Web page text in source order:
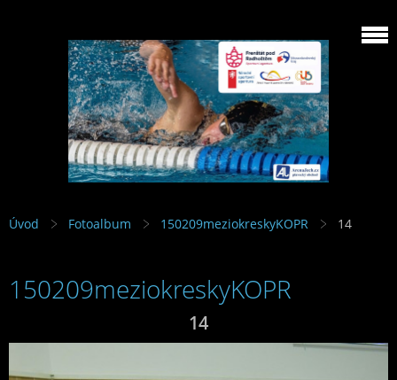
Úvod Fotoalbum 150209meziokreskyKOPR 14
150209meziokreskyKOPR
14